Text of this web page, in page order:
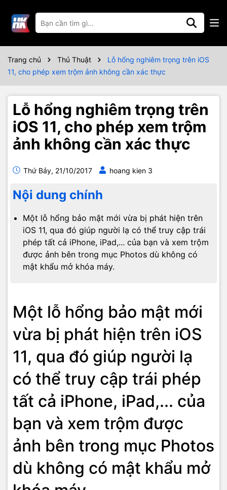
Trang chủ Thủ Thuật
Lỗ hổng nghiêm trọng trên iOS
11, cho phép xem trộm ảnh không cần xác thực
Lỗ hổng nghiêm trọng trên
iOS 11, cho phép xem trộm
ảnh không cần xác thực
Thứ Bảy, 21/10/2017 hoang kien 3
Nội dung chính
Một lỗ hổng bảo mật mới vừa bị phát hiện trên
iOS 11, qua đó giúp người lạ có thể truy cập trái
phép tất cả iPhone, iPad,... của bạn và xem trộm
được ảnh bên trong mục Photos dù không có
mật khẩu mở khóa máy.
Một lỗ hổng bảo mật mới
vừa bị phát hiện trên iOS
11, qua đó giúp người lạ
có thể truy cập trái phép
tất cả iPhone, iPad,... của
bạn và xem trộm được
ảnh bên trong mục Photos
dù không có mật khẩu mở